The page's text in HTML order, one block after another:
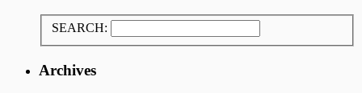
SEARCH:
Archives